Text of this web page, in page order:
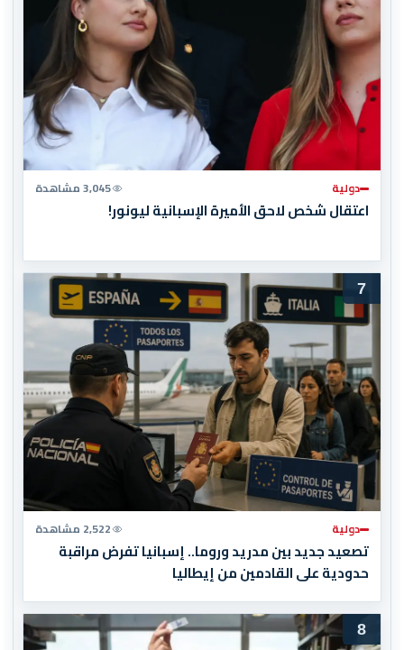
دولية 3,045 مشاهدة
اعتقال شخص لاحق الأميرة الإسبانية ليونور!
7
دولية 2,522 مشاهدة
تصعيد جديد بين مدريد وروما.. إسبانيا تفرض مراقبة
حدودية على القادمين من إيطاليا
8